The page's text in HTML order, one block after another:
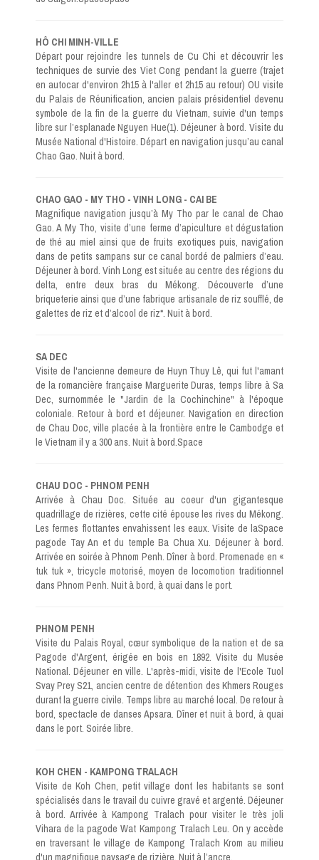
HÔ CHI MINH-VILLE
Départ pour rejoindre les tunnels de Cu Chi et découvrir les
techniques de survie des Viet Cong pendant la guerre (trajet
en autocar d'environ 2h15 à l'aller et 2h15 au retour) OU visite
du Palais de Réunification, ancien palais présidentiel devenu
symbole de la fin de la guerre du Vietnam, suivie d'un temps
libre sur l’esplanade Nguyen Hue(1). Déjeuner à bord. Visite du
Musée National d'Histoire. Départ en navigation jusqu’au canal
Chao Gao. Nuit à bord.
CHAO GAO - MY THO - VINH LONG - CAI BE
Magnifique navigation jusqu’à My Tho par le canal de Chao
Gao. A My Tho, visite d’une ferme d’apiculture et dégustation
de thé au miel ainsi que de fruits exotiques puis, navigation
dans de petits sampans sur ce canal bordé de palmiers d’eau.
Déjeuner à bord. Vinh Long est située au centre des régions du
delta, entre deux bras du Mékong. Découverte d’une
briqueterie ainsi que d’une fabrique artisanale de riz soufflé, de
galettes de riz et d’alcool de riz*. Nuit à bord.
SA DEC
Visite de l'ancienne demeure de Huyn Thuy Lê, qui fut l'amant
de la romancière française Marguerite Duras, temps libre à Sa
Dec, surnommée le "Jardin de la Cochinchine" à l'époque
coloniale. Retour à bord et déjeuner. Navigation en direction
de Chau Doc, ville placée à la frontière entre le Cambodge et
le Vietnam il y a 300 ans. Nuit à bord.Space
CHAU DOC - PHNOM PENH
Arrivée à Chau Doc. Située au coeur d'un gigantesque
quadrillage de rizières, cette cité épouse les rives du Mékong.
Les fermes flottantes envahissent les eaux. Visite de laSpace
pagode Tay An et du temple Ba Chua Xu. Déjeuner à bord.
Arrivée en soirée à Phnom Penh. Dîner à bord. Promenade en «
tuk tuk », tricycle motorisé, moyen de locomotion traditionnel
dans Phnom Penh. Nuit à bord, à quai dans le port.
PHNOM PENH
Visite du Palais Royal, cœur symbolique de la nation et de sa
Pagode d'Argent, érigée en bois en 1892. Visite du Musée
National. Déjeuner en ville. L'après-midi, visite de l'Ecole Tuol
Svay Prey S21, ancien centre de détention des Khmers Rouges
durant la guerre civile. Temps libre au marché local. De retour à
bord, spectacle de danses Apsara. Dîner et nuit à bord, à quai
dans le port. Soirée libre.
KOH CHEN - KAMPONG TRALACH
Visite de Koh Chen, petit village dont les habitants se sont
spécialisés dans le travail du cuivre gravé et argenté. Déjeuner
à bord. Arrivée à Kampong Tralach pour visiter le très joli
Vihara de la pagode Wat Kampong Tralach Leu. On y accède
en traversant le village de Kampong Tralach Krom au milieu
d'un magnifique paysage de rizière. Nuit à l’ancre.